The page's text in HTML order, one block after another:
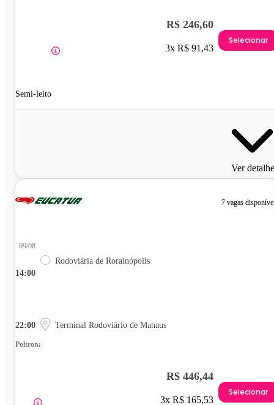
Semi-leito
R$ 246,60
3x R$ 91,43
Selecionar
Ver
7 vagas
14:00
09/08
Rodoviária de Rorainópolis
22:00 Terminal Rodoviário de Manaus
Poltrona
R$ 446,44
3x R$ 165,53
Selecionar